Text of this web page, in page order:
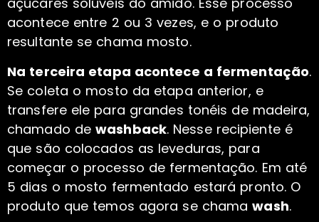
acontece entre 2 ou 3 vezes, e o produto
resultante se chama mosto.
Na terceira etapa acontece a fermentação.
Se coleta o mosto da etapa anterior, e
transfere ele para grandes tonéis de madeira,
chamado dewashback. Nesse recipiente é
que são colocados as leveduras, para
começar o processo de fermentação. Em até
5 dias o mosto fermentado estará pronto. O
produto que temos agora se chamawash.